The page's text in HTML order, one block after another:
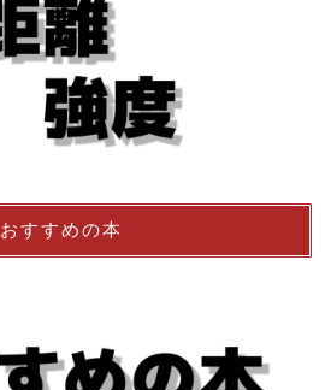
おすすめの本